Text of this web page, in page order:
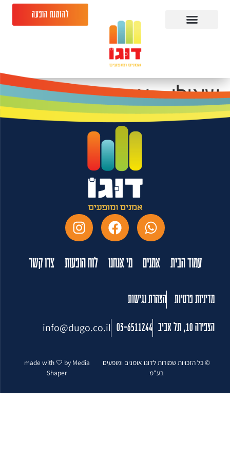
להזמנת הופעה
שאולי – אסי כהן
14.05.26-תיאטרון
עמוד הבית אמנים מי אנחנו לוח הופעות צרו קשר
מדיניות פרטיות הצהרת נגישות
הצפירה 10, תל אביב 03-6511244
info@dugo.co.il
© כל הזכויות שמורות לדוגו אומנים ומופעים
בע"מ
made with 🤍 by Media
Shaper